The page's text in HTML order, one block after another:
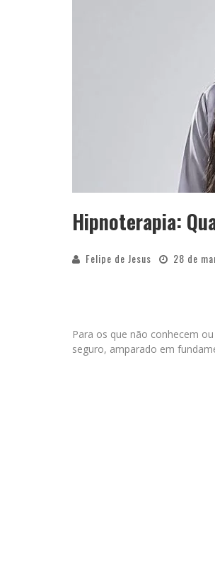
Hipnoterapia:
Felipe de Jesus 28 de
Para os que não conhecem
seguro, amparado em